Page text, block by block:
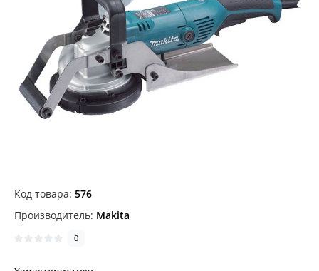
Код товара: 576
Производитель: Makita
0